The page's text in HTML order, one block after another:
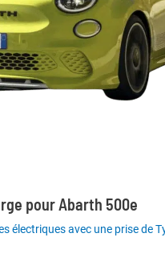
pour Abarth 500e
électriques avec une prise de